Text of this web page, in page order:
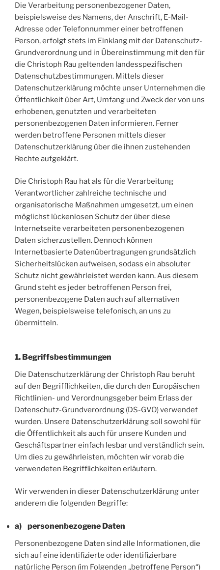
Die Verarbeitung personenbezogener Daten,
beispielsweise des Namens, der Anschrift, E-Mail-
Adresse oder Telefonnummer einer betroffenen
Person, erfolgt stets im Einklang mit der Datenschutz-
Grundverordnung und in Übereinstimmung mit den für
die Christoph Rau geltenden landesspezifischen
Datenschutzbestimmungen. Mittels dieser
Datenschutzerklärung möchte unser Unternehmen die
Öffentlichkeit über Art, Umfang und Zweck der von uns
erhobenen, genutzten und verarbeiteten
personenbezogenen Daten informieren. Ferner
werden betroffene Personen mittels dieser
Datenschutzerklärung über die ihnen zustehenden
Rechte aufgeklärt.
Die Christoph Rau hat als für die Verarbeitung
Verantwortlicher zahlreiche technische und
organisatorische Maßnahmen umgesetzt, um einen
möglichst lückenlosen Schutz der über diese
Internetseite verarbeiteten personenbezogenen
Daten sicherzustellen. Dennoch können
Internetbasierte Datenübertragungen grundsätzlich
Sicherheitslücken aufweisen, sodass ein absoluter
Schutz nicht gewährleistet werden kann. Aus diesem
Grund steht es jeder betroffenen Person frei,
personenbezogene Daten auch auf alternativen
Wegen, beispielsweise telefonisch, an uns zu
übermitteln.
1. Begriffsbestimmungen
Die Datenschutzerklärung der Christoph Rau beruht
auf den Begrifflichkeiten, die durch den Europäischen
Richtlinien- und Verordnungsgeber beim Erlass der
Datenschutz-Grundverordnung (DS-GVO) verwendet
wurden. Unsere Datenschutzerklärung soll sowohl für
die Öffentlichkeit als auch für unsere Kunden und
Geschäftspartner einfach lesbar und verständlich sein.
Um dies zu gewährleisten, möchten wir vorab die
verwendeten Begrifflichkeiten erläutern.
Wir verwenden in dieser Datenschutzerklärung unter
anderem die folgenden Begriffe:
a) personenbezogene Daten
Personenbezogene Daten sind alle Informationen, die
sich auf eine identifizierte oder identifizierbare
natürliche Person (im Folgenden „betroffene Person“)